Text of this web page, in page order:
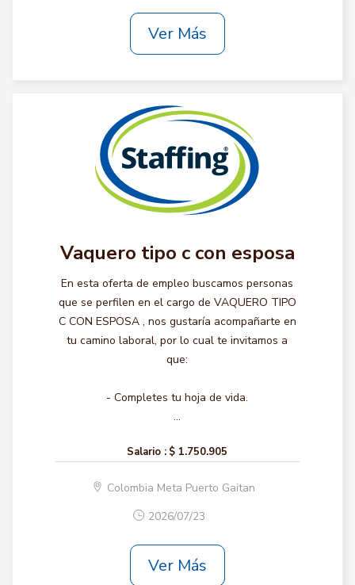
Ver Más
Vaquero tipo c con esposa
En esta oferta de empleo buscamos personas
que se perfilen en el cargo de VAQUERO TIPO
C CON ESPOSA , nos gustaría acompañarte en
tu camino laboral, por lo cual te invitamos a
que:
- Completes tu hoja de vida.
...
Salario : $ 1.750.905
Colombia Meta Puerto Gaitan
2026/07/23
Ver Más